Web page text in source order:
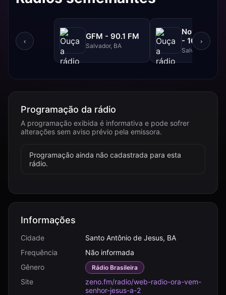
‹
GFM - 90.1 FM
Salvador, BA
NovaBrasil
- 104.7 FM
Salvador, BA
›
Programação da rádio
A programação exibida é informativa e pode sofrer
alterações sem aviso prévio pela emissora.
Programação ainda não cadastrada para esta
rádio.
Informações
Cidade
Santo Antônio de Jesus, BA
Frequência
Não informada
Gênero
Rádio Brasileira
Site
zeno.fm/radio/web-radio-ora-vem-
senhor-jesus-a-2